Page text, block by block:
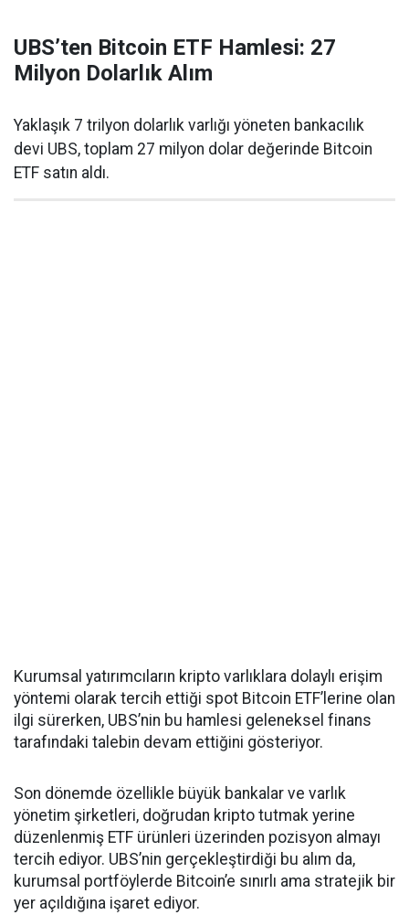
UBS’ten Bitcoin ETF Hamlesi: 27
Milyon Dolarlık Alım
Yaklaşık 7 trilyon dolarlık varlığı yöneten bankacılık
devi UBS, toplam 27 milyon dolar değerinde Bitcoin
ETF satın aldı.
Kurumsal yatırımcıların kripto varlıklara dolaylı erişim
yöntemi olarak tercih ettiği spot Bitcoin ETF’lerine olan
ilgi sürerken, UBS’nin bu hamlesi geleneksel finans
tarafındaki talebin devam ettiğini gösteriyor.
Son dönemde özellikle büyük bankalar ve varlık
yönetim şirketleri, doğrudan kripto tutmak yerine
düzenlenmiş ETF ürünleri üzerinden pozisyon almayı
tercih ediyor. UBS’nin gerçekleştirdiği bu alım da,
kurumsal portföylerde Bitcoin’e sınırlı ama stratejik bir
yer açıldığına işaret ediyor.